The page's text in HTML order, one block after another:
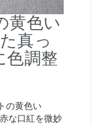
黄色い
真っ
色調整
の黄色い
な口紅を微妙